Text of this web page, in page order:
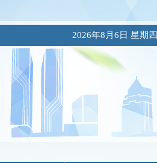
2026年8月6日 星期四